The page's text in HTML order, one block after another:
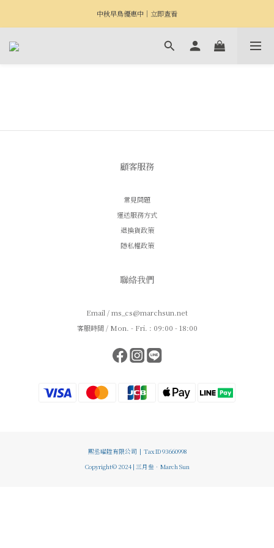
中秋早鳥優惠中｜立即查看
顧客服務
常見問題
運送服務方式
退換貨政策
隱私權政策
聯絡我們
Email / ms_cs@marchsun.net
客服時間 / Mon. - Fri. : 09:00 - 18:00
熙丞曜陞有限公司 | Tax ID 93660998
Copyright© 2024 | 三月叁．March Sun